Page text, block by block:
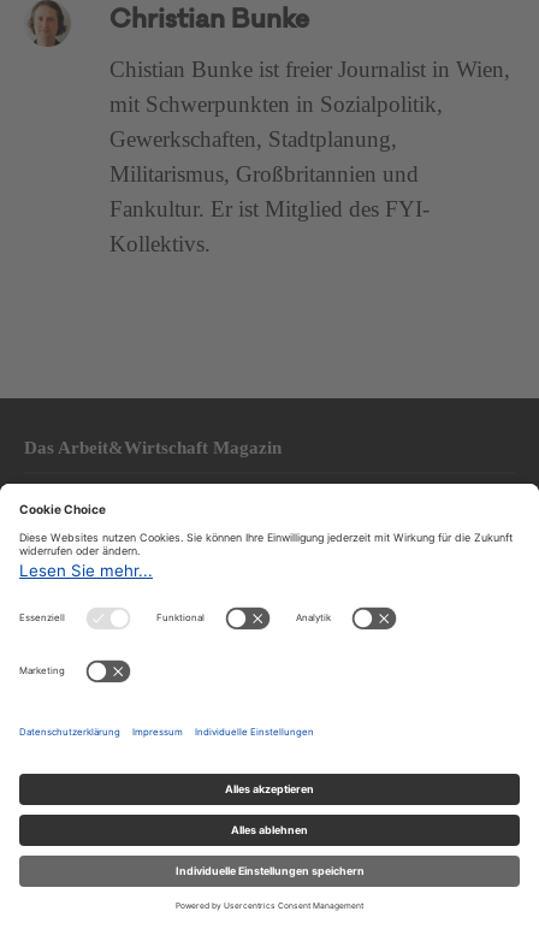
Christian Bunke
Chistian Bunke ist freier Journalist in Wien,
mit Schwerpunkten in Sozialpolitik,
Gewerkschaften, Stadtplanung,
Militarismus, Großbritannien und
Fankultur. Er ist Mitglied des FYI-
Kollektivs.
Das Arbeit&Wirtschaft Magazin
Arbeit&Wirtschaft
gesellschaftspolitisches Magazin, das seine Themen aus
Sicht der Arbeitnehmer:innen behandelt.
Über uns
Über A&W
Redaktion